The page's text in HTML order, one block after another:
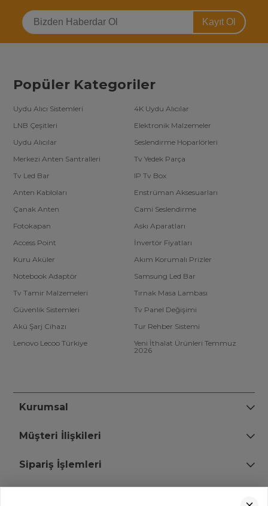
Kayıt Ol
Popüler Kategoriler
Uydu Alıcı Sistemleri
4K Uydu Alıcılar
LNB Çeşitleri
Elektronik Malzemeler
Uydu Alıcılar
Seslendirme Hoparlörleri
Merkezi Anten Santralleri
Tv Yedek Parça
Tv Led Bar
IP Tv Box
Anten Kabloları
Enstrüman Aksesuarları
Çanak Anten
Cami Seslendirme
Fotokapan
Askı Aparatları
Access Point
İnvertör Fiyatları
Kuru Aküler
Akım Korumalı Prizler
Notebook Adaptör
Samsung Led Bar
Tv Tamir Malzemeleri
Tırnak Masa Lambası
Güvenlik Sistemleri
Tv Panel Değişimi
Akü Şarj Cihazı
Tur Rehber Sistemi
Lenovo Lecoo Türkiye
Yeni İthalat Ürünleri Temmuz
2026
Kurumsal
Müşteri İlişkileri
Sipariş İşlemleri